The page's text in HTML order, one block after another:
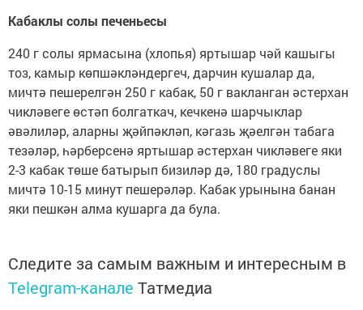
Кабаклы солы печеньесы
240 г солы ярмасына (хлопья) яртышар чәй кашыгы
тоз, камыр көпшәкләндергеч, дарчин кушалар да,
мичтә пешерелгән 250 г кабак, 50 г вакланган әстерхан
чикләвеге өстәп болгаткач, кечкенә шарчыклар
әвәлиләр, аларны җәйпәкләп, кәгазь җәелгән табага
тезәләр, һәрберсенә яртышар әстерхан чикләвеге яки
2-3 кабак төше батырып бизиләр дә, 180 градуслы
мичтә 10-15 минут пешерәләр. Кабак урынына банан
яки пешкән алма кушарга да була.
Следите за самым важным и интересным в
Telegram-канале Татмедиа